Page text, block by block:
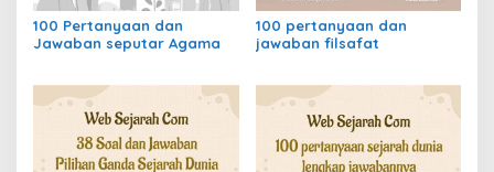
100 Pertanyaan dan
Jawaban seputar Agama
100 pertanyaan dan
jawaban filsafat